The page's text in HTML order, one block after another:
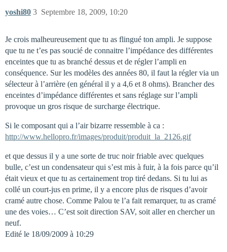
yoshi80 Septembre 18, 2009, 10:20
3
Je crois malheureusement que tu as flingué ton ampli. Je suppose
que tu ne t’es pas soucié de connaitre l’impédance des différentes
enceintes que tu as branché dessus et de régler l’ampli en
conséquence. Sur les modèles des années 80, il faut la régler via un
sélecteur à l’arrière (en général il y a 4,6 et 8 ohms). Brancher des
enceintes d’impédance différentes et sans réglage sur l’ampli
provoque un gros risque de surcharge électrique.
Si le composant qui a l’air bizarre ressemble à ca :
http://www.hellopro.fr/images/produit/produit_la_2126.gif
et que dessus il y a une sorte de truc noir friable avec quelques
bulle, c’est un condensateur qui s’est mis à fuir, à la fois parce qu’il
était vieux et que tu as certainement trop tiré dedans. Si tu lui as
collé un court-jus en prime, il y a encore plus de risques d’avoir
cramé autre chose. Comme Palou te l’a fait remarquer, tu as cramé
une des voies… C’est soit direction SAV, soit aller en chercher un
neuf.
Edité le 18/09/2009 à 10:29